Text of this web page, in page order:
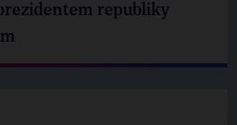
republiky